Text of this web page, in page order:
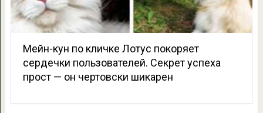
Мейн-кун по кличке Лотус покоряет
сердечки пользователей. Секрет успеха
прост — он чертовски шикарен